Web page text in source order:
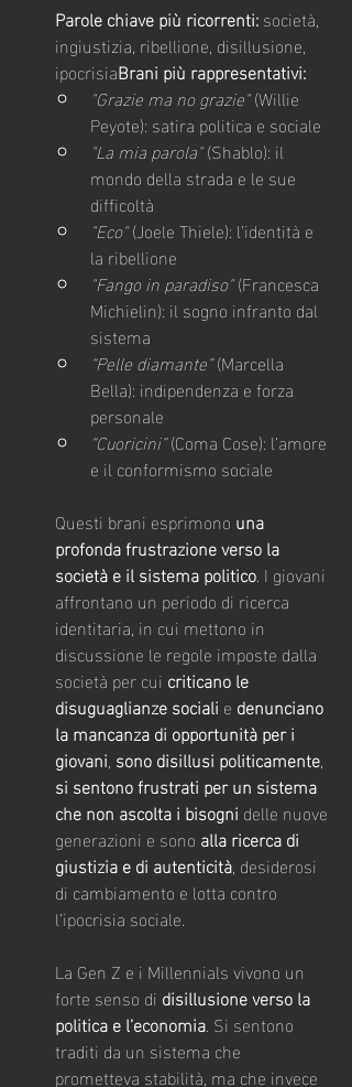
Parole chiave più ricorrenti: società,
ingiustizia, ribellione, disillusione,
ipocrisiaBrani più rappresentativi:
"Grazie ma no grazie" (Willie
Peyote): satira politica e sociale
"La mia parola" (Shablo): il
mondo della strada e le sue
difficoltà
"Eco" (Joele Thiele): l’identità e
la ribellione
"Fango in paradiso" (Francesca
Michielin): il sogno infranto dal
sistema
“Pelle diamante” (Marcella
Bella): indipendenza e forza
personale
“Cuoricini” (Coma Cose): l’amore
e il conformismo sociale
Questi brani esprimono una
profonda frustrazione verso la
società e il sistema politico. I giovani
affrontano un periodo di ricerca
identitaria, in cui mettono in
discussione le regole imposte dalla
società per cui criticano le
disuguaglianze sociali e denunciano
la mancanza di opportunità per i
giovani, sono disillusi politicamente,
si sentono frustrati per un sistema
che non ascolta i bisogni delle nuove
generazioni e sono alla ricerca di
giustizia e di autenticità, desiderosi
di cambiamento e lotta contro
l’ipocrisia sociale.
La Gen Z e i Millennials vivono un
forte senso di disillusione verso la
politica e l’economia. Si sentono
traditi da un sistema che
prometteva stabilità, ma che invece